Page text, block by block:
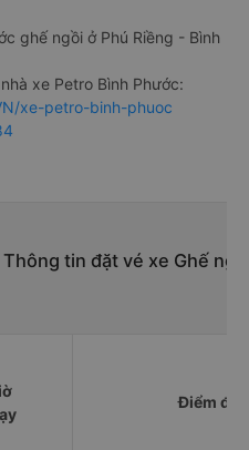
ghế ngồi ở Phú Riềng - Bình
xe Petro Bình Phước:
xe-petro-binh-phuoc
Thông tin đặt vé xe Ghế
Điểm đi